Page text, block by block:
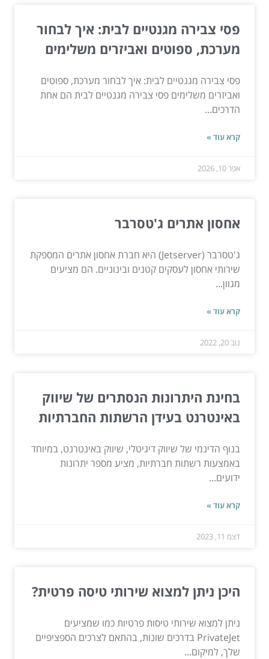
פסי צבירה מגנטיים לבית: איך לבחור
מערכת, ספוטים ואביזרים משלימים
פסי צבירה מגנטיים לבית: איך לבחור מערכת, ספוטים
ואביזרים משלימים פסי צבירה מגנטיים לבית הם אחת
הדרכים...
קרא עוד »
אפר 10, 2026
אחסון אתרים ג'טסרבר
ג'טסרבר (Jetserver) היא חברת אחסון אתרים המספקת
שירותי אחסון לעסקים קטנים ובינוניים. הם מציעים
מגוון...
קרא עוד »
נוב 20, 2022
בחינת היתרונות הנסתרים של שיווק
באינטרנט בעידן הרשתות החברתיות
בנוף הדינמי של שיווק דיגיטלי, שיווק באינטרנט, במיוחד
באמצעות רשתות חברתיות, מציע מספר יתרונות
ידועים...
קרא עוד »
דצמ 11, 2023
היכן ניתן למצוא שירותי טיסה פרטית?
ניתן למצוא שירותי טיסות פרטיות כמו שמציעים
PrivateJet בדרכים שונות, בהתאם לצרכים הספציפיים
שלך, למיקום...